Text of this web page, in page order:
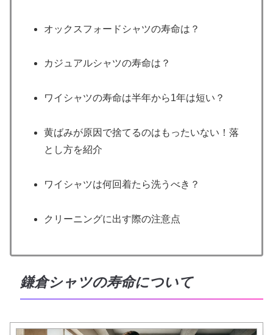
オックスフォードシャツの寿命は？
カジュアルシャツの寿命は？
ワイシャツの寿命は半年から1年は短い？
黄ばみが原因で捨てるのはもったいない！落
とし方を紹介
ワイシャツは何回着たら洗うべき？
クリーニングに出す際の注意点
鎌倉シャツの寿命について